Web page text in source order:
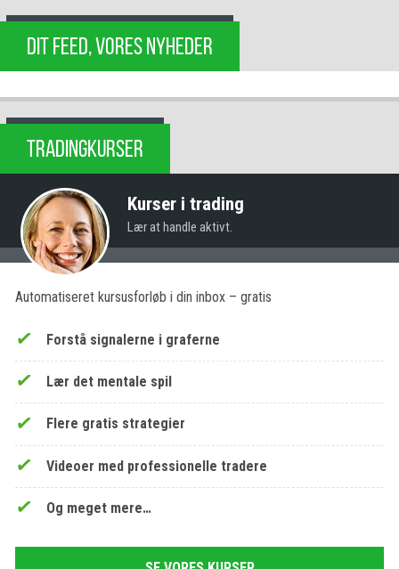
DIT FEED, VORES NYHEDER
TRADINGKURSER
Kurser i trading
Lær at handle aktivt.
Automatiseret kursusforløb i din inbox – gratis
Forstå signalerne i graferne
Lær det mentale spil
Flere gratis strategier
Videoer med professionelle tradere
Og meget mere…